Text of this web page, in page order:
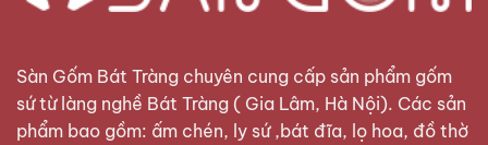
Sàn Gốm Bát Tràng chuyên cung cấp sản phẩm gốm
sứ từ làng nghề Bát Tràng ( Gia Lâm, Hà Nội). Các sản
phẩm bao gồm: ấm chén, ly sứ ,bát đĩa, lọ hoa, đồ thờ